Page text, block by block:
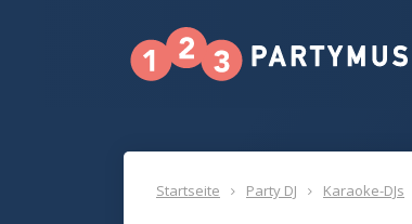
Startseite Party DJ Karaoke-DJs